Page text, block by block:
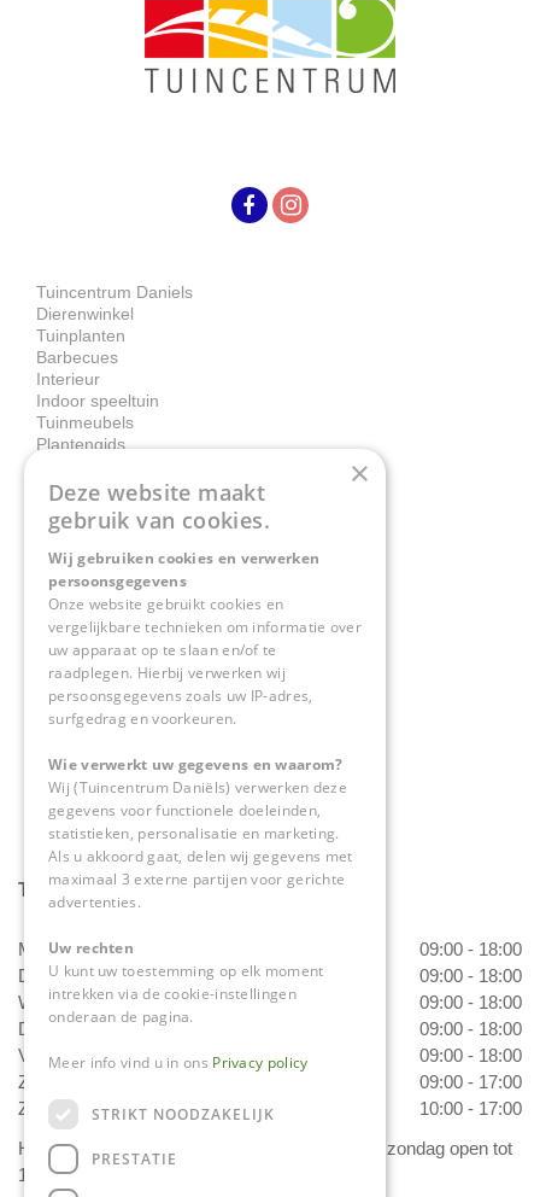
Tuincentrum Daniels
Dierenwinkel
Tuinplanten
Barbecues
Interieur
Indoor speeltuin
Tuinmeubels
Plantengids
Contact
Tuincentrum Daniëls
Herkenbosserweg 4
6063 NL Vlodrop
0475-534298
info@tuincentrumdaniels.nl
Tuincentrum Daniëls
Maandag
09:00 - 18:00
Dinsdag
09:00 - 18:00
Woensdag
09:00 - 18:00
Donderdag
09:00 - 18:00
Vrijdag
09:00 - 18:00
Zaterdag
09:00 - 17:00
Zondag
10:00 - 17:00
Het 'Bloemetje van Daniëls' is van dinsdag t/m zondag open tot
17.00 uur!
×
Deze website maakt
gebruik van cookies.
Wij gebruiken cookies en verwerken
persoonsgegevens
Onze website gebruikt cookies en
vergelijkbare technieken om informatie over
uw apparaat op te slaan en/of te
raadplegen. Hierbij verwerken wij
persoonsgegevens zoals uw IP-adres,
surfgedrag en voorkeuren.
Wie verwerkt uw gegevens en waarom?
Wij (Tuincentrum Daniëls) verwerken deze
gegevens voor functionele doeleinden,
statistieken, personalisatie en marketing.
Als u akkoord gaat, delen wij gegevens met
maximaal 3 externe partijen voor gerichte
advertenties.
Uw rechten
U kunt uw toestemming op elk moment
intrekken via de cookie-instellingen
onderaan de pagina.
Meer info vind u in ons Privacy policy
STRIKT NOODZAKELIJK
PRESTATIE